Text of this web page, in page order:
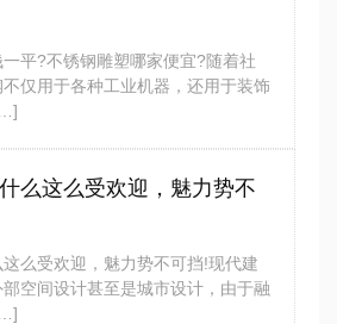
平?不锈钢雕塑哪家便宜?随着社
仅用于各种工业机器，还用于装饰
么这么受欢迎，魅力势不
么受欢迎，魅力势不可挡!现代建
空间设计甚至是城市设计，由于融